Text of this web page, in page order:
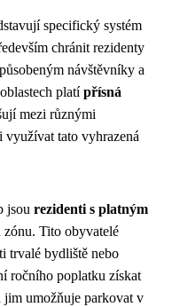
specifický systém
chránit rezidenty
návštěvníky a
platípřísná
mezi různými
tato vyhrazená
jsou rezidenti s platným
zónu. Tito obyvatelé
trvalé bydliště nebo
ročního poplatku získat
jim umožňuje parkovat v